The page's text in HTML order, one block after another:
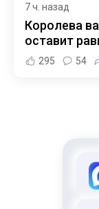
7 ч. назад
Королева
оставит
295 54